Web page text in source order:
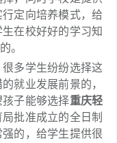
定向培养模式，给
在校好好的学习知
。
多学生纷纷选择这
就业发展前景的，
子能够选择重庆轻
批准成立的全日制
的，给学生提供很